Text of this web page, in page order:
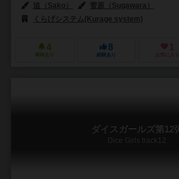
迫（Sako）
菅原（Sugawara）
くらげシステム(Kurage system)
4
興味あり
8
経験あり
1
お気に入り
ダイスガールズ第12弾
Dice Girls track12